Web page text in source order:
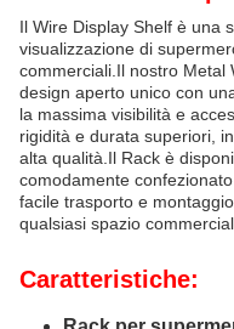
Il Wire Display Shelf è una
visualizzazione di
commerciali.Il nostro Metal
design aperto unico con
la massima visibilità e
rigidità e durata superiori,
alta qualità.Il Rack è
comodamente
facile trasporto e
qualsiasi spazio
Caratteristiche: